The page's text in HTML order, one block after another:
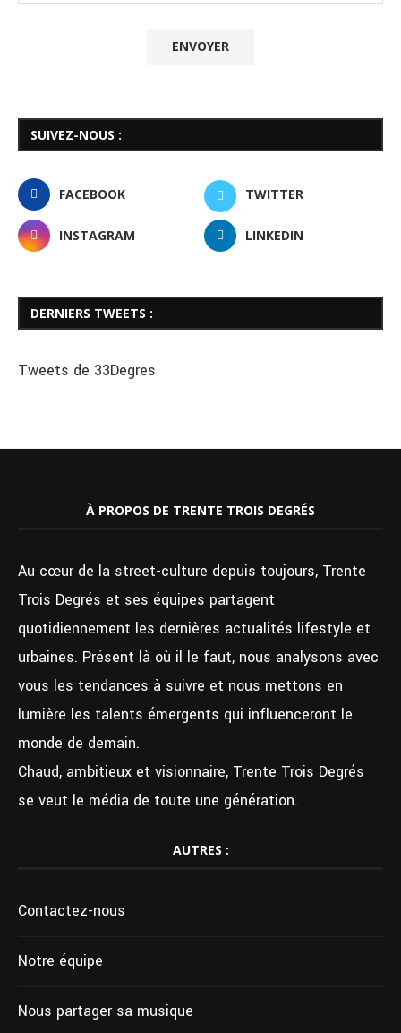
SUIVEZ-NOUS :
FACEBOOK TWITTER
INSTAGRAM LINKEDIN
DERNIERS TWEETS :
Tweets de 33Degres
À PROPOS DE TRENTE TROIS DEGRÉS
Au cœur de la street-culture depuis toujours, Trente
Trois Degrés et ses équipes partagent
quotidiennement les dernières actualités lifestyle et
urbaines. Présent là où il le faut, nous analysons avec
vous les tendances à suivre et nous mettons en
lumière les talents émergents qui influenceront le
monde de demain.
Chaud, ambitieux et visionnaire, Trente Trois Degrés
se veut le média de toute une génération.
AUTRES :
Contactez-nous
Notre équipe
Nous partager sa musique